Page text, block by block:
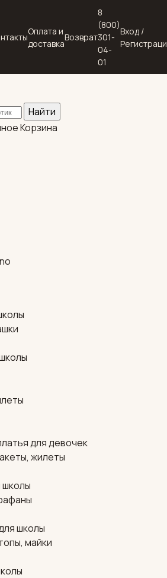
Оплата и
доставка
Возврат
8
(800)
301-
04-
01
Вход /
Найти
Корзина
для девочек
жилеты
школы
школы
майки